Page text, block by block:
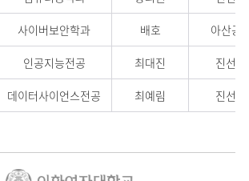
사이버보안학과 배호 아산공
인공지능전공 최대진 진선
데이터사이언스전공 최예림 진선